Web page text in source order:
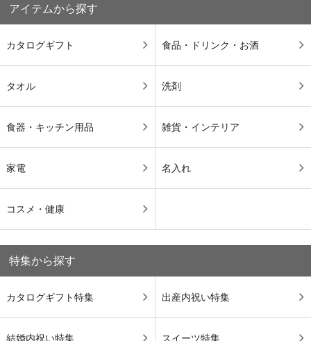
アイテムから探す
カタログギフト 食品・ドリンク・お酒
タオル 洗剤
食器・キッチン用品 雑貨・インテリア
家電 名入れ
コスメ・健康
特集から探す
カタログギフト特集 出産内祝い特集
結婚内祝い特集 スイーツ特集